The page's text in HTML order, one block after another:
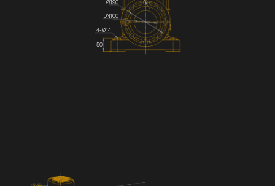
DN100
Ø190
4-Ø14
50